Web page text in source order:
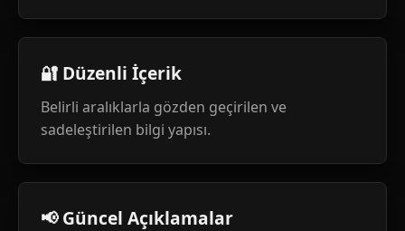
🔐 Düzenli İçerik
Belirli aralıklarla gözden geçirilen ve
sadeleştirilen bilgi yapısı.
📢 Güncel Açıklamalar